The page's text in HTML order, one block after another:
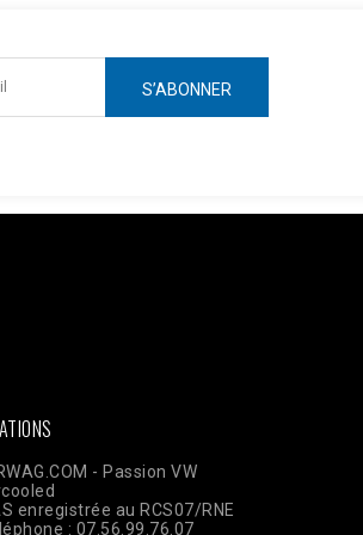
- Passion VW
enregistrée au RCS07/RNE
: 07.56.99.76.07